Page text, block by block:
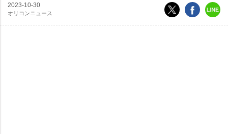
2023-10-30
オリコンニュース